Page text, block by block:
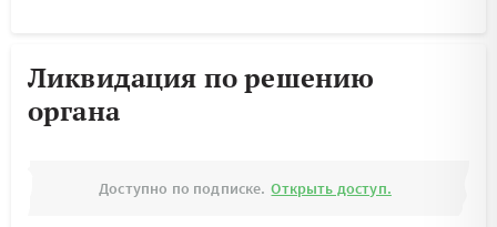
Ликвидация по решению
органа
Доступно по подписке. Открыть доступ.